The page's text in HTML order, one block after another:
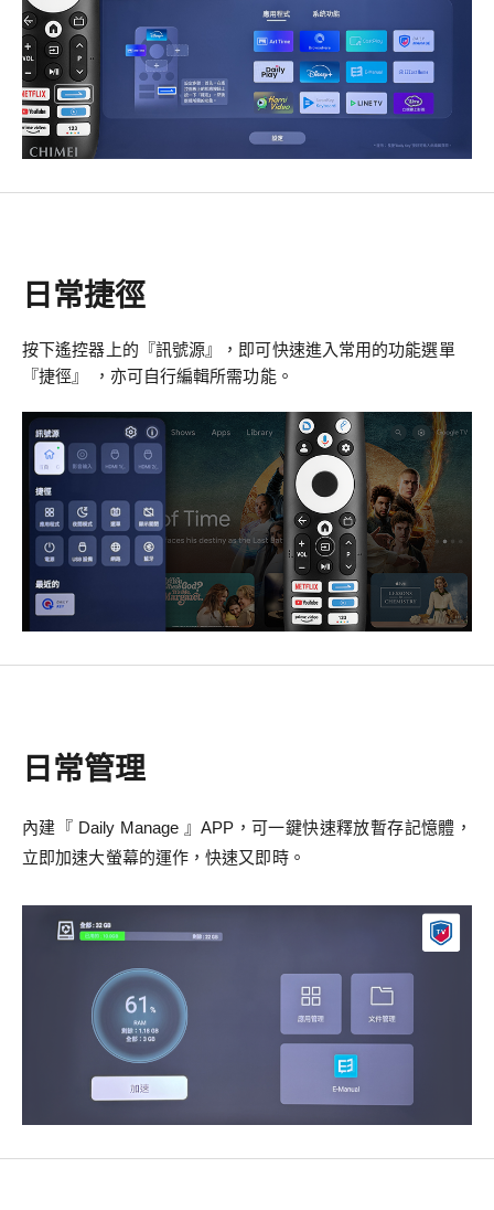
日常捷徑
按下遙控器上的『訊號源』，即可快速進入常用的功能選單
『捷徑』 ，亦可自行編輯所需功能。
日常管理
內建『 Daily Manage 』APP，可一鍵快速釋放暫存記憶體，
立即加速大螢幕的運作，快速又即時。